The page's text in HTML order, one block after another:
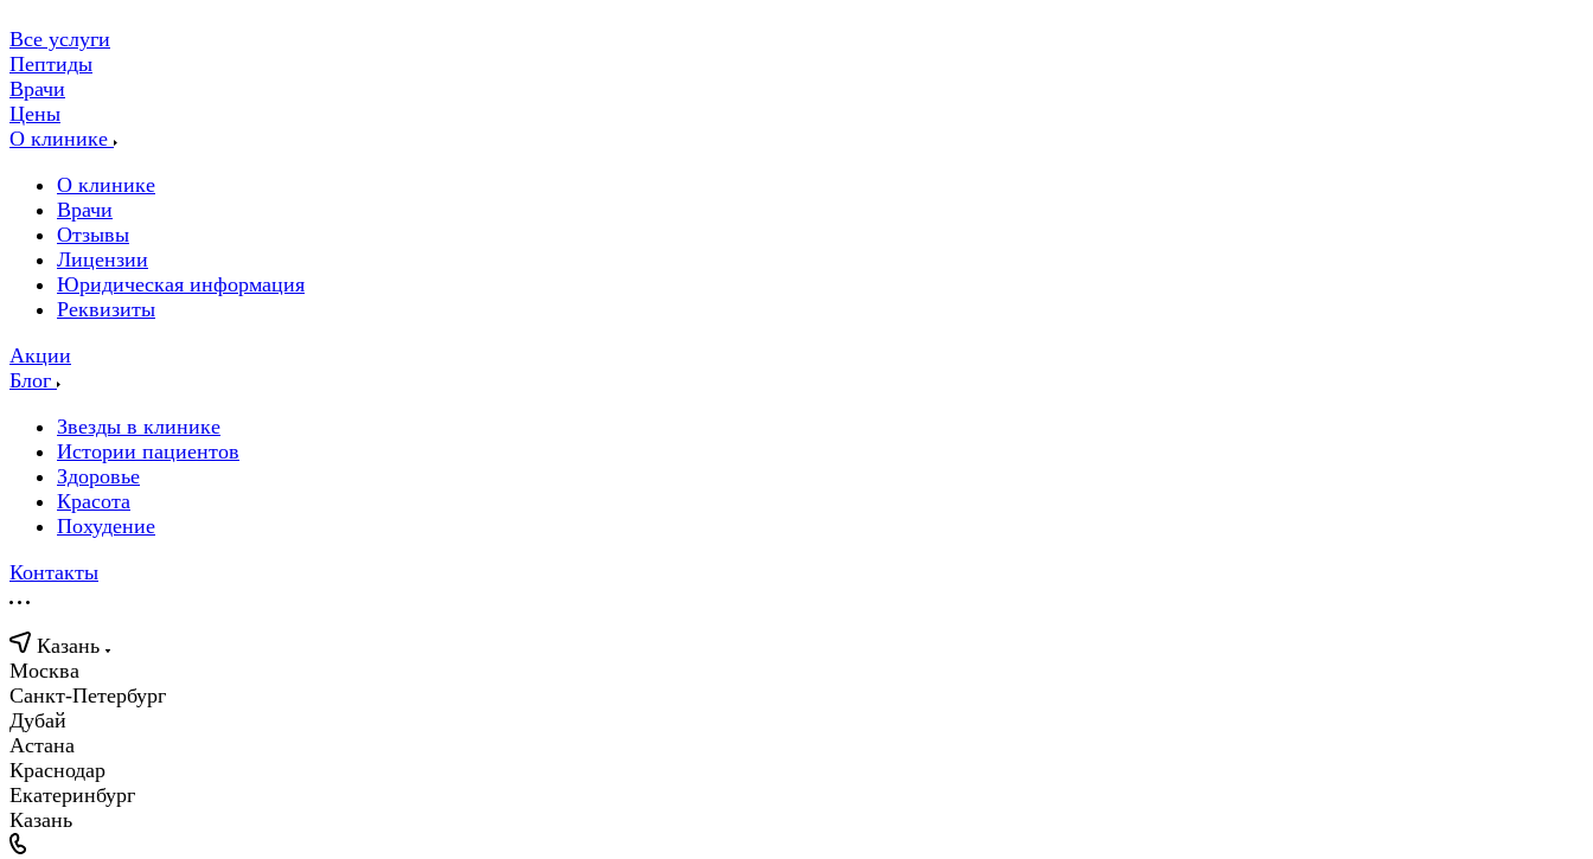
Все услуги
Пептиды
Врачи
Цены
О клинике
О клинике
Врачи
Отзывы
Лицензии
Юридическая информация
Реквизиты
Акции
Блог
Звезды в клинике
Истории пациентов
Здоровье
Красота
Похудение
Контакты
Казань
Москва
Санкт-Петербург
Дубай
Астана
Краснодар
Екатеринбург
Казань